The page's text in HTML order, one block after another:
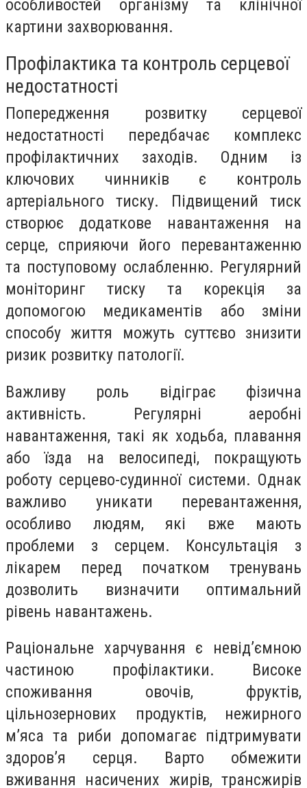
особливостей організму та клінічної
картини захворювання.
Профілактика та контроль серцевої
недостатності
Попередження розвитку серцевої
недостатності передбачає комплекс
профілактичних заходів. Одним із
ключових чинників є контроль
артеріального тиску. Підвищений тиск
створює додаткове навантаження на
серце, сприяючи його перевантаженню
та поступовому ослабленню. Регулярний
моніторинг тиску та корекція за
допомогою медикаментів або зміни
способу життя можуть суттєво знизити
ризик розвитку патології.
Важливу роль відіграє фізична
активність. Регулярні аеробні
навантаження, такі як ходьба, плавання
або їзда на велосипеді, покращують
роботу серцево-судинної системи. Однак
важливо уникати перевантаження,
особливо людям, які вже мають
проблеми з серцем. Консультація з
лікарем перед початком тренувань
дозволить визначити оптимальний
рівень навантажень.
Раціональне харчування є невід’ємною
частиною профілактики. Високе
споживання овочів, фруктів,
цільнозернових продуктів, нежирного
м’яса та риби допомагає підтримувати
здоров’я серця. Варто обмежити
вживання насичених жирів, трансжирів